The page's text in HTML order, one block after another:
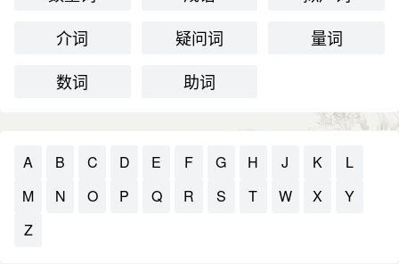
介词
疑问词
量词
数词
助词
A B C D E F G H J K
L
M
N O P Q R S T W X
Y
Z